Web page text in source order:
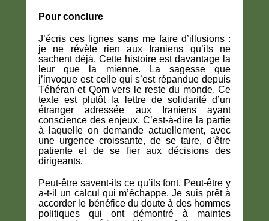
Pour conclure
J’écris ces lignes sans me faire d’illusions :
je ne révèle rien aux Iraniens qu’ils ne
sachent déjà. Cette histoire est davantage la
leur que la mienne. La sagesse que
j’invoque est celle qui s’est répandue depuis
Téhéran et Qom vers le reste du monde. Ce
texte est plutôt la lettre de solidarité d’un
étranger adressée aux Iraniens ayant
conscience des enjeux. C’est-à-dire la partie
à laquelle on demande actuellement, avec
une urgence croissante, de se taire, d’être
patiente et de se fier aux décisions des
dirigeants.
Peut-être savent-ils ce qu’ils font. Peut-être y
a-t-il un calcul qui m’échappe. Je suis prêt à
accorder le bénéfice du doute à des hommes
politiques qui ont démontré à maintes